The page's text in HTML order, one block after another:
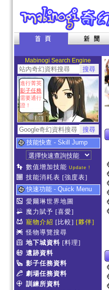
Mabinogi Search Engine
進行菁英
影子任務
需要通行
證！
技能快查 - Skill Jump
數值增加技能 Update !
技能消耗表 [強度表]
快速功能 - Quick Menu
愛爾琳世界地圖
魔力賦予 [喜愛]
寵物介紹 [比較] [夥伴]
怪物導覽搜尋
地下城資料 [料理]
遺跡資料
影子任務資料
劇場任務資料
訓練所資料